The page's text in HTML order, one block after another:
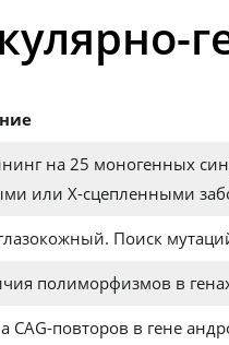
на 25 моногенных
или Х-сцепленными
Поиск
полиморфизмов в генах
CAG-повторов в гене